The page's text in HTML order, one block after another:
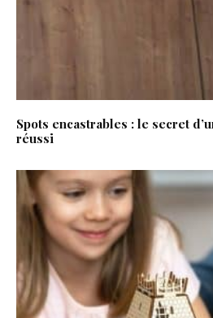
Spots encastrables : le secret
réussi